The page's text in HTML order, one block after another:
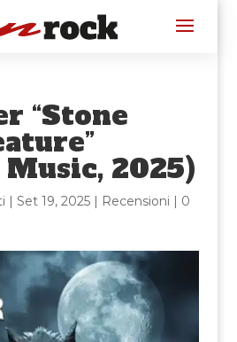
“Stone
2025)
| Set 19, 2025| Recensioni | 0